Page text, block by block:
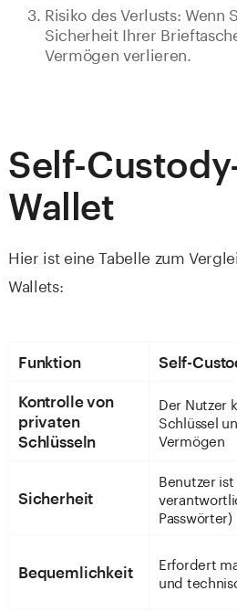
Risiko des Verlusts:
Sicherheit Ihrer
Vermögen verlieren.
Self-
Wallet
Hier ist eine Tabelle zum
Wallets:
Funktion Self-
Kontrolle von
privaten
Schlüsseln
Der Nutzer
Schlüssel
Vermögen
Sicherheit
Benutzer
Passwörter)
Bequemlichkeit
Erfordert
und